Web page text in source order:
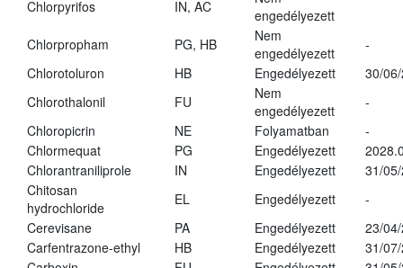
Chlorpyrifos
IN, AC
engedélyezett
Chlorpropham
PG, HB
Nem
engedélyezett
-
Chlorotoluron
HB Engedélyezett
30/
Chlorothalonil
FU
Nem
engedélyezett
-
Chloropicrin
NE Folyamatban
-
Chlormequat
PG Engedélyezett
Chlorantraniliprole
IN Engedélyezett
31/
Chitosan
hydrochloride
EL Engedélyezett
-
Cerevisane
PA Engedélyezett
23/
Carfentrazone-ethyl
HB Engedélyezett
31/